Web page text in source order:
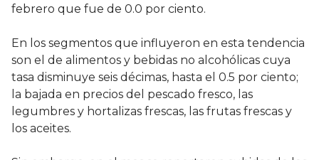
febrero que fue de 0.0 por ciento.
En los segmentos que influyeron en esta tendencia
son el de alimentos y bebidas no alcohólicas cuya
tasa disminuye seis décimas, hasta el 0.5 por ciento;
la bajada en precios del pescado fresco, las
legumbres y hortalizas frescas, las frutas frescas y
los aceites.